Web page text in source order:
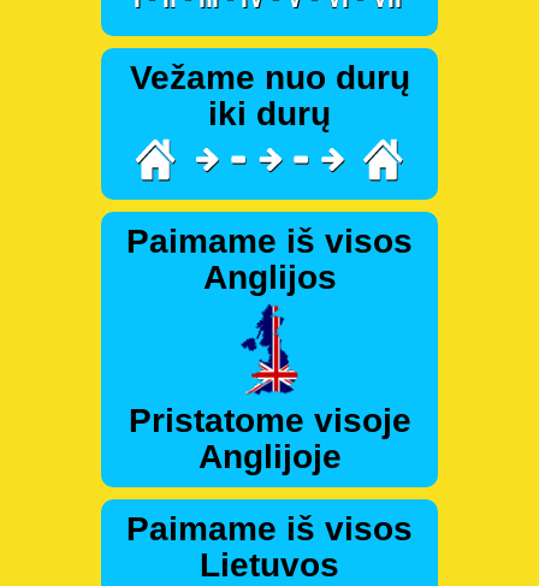
Vežame nuo durų
iki durų
Paimame iš visos
Anglijos
Pristatome visoje
Anglijoje
Paimame iš visos
Lietuvos